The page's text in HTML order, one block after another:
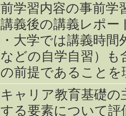
前学習内容の事前学
講義後の講義レポー
・大学では講義時
などの自学自習）も
の前提であること
キャリア教育基礎の
する要素について評